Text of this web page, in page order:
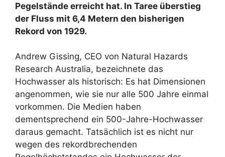
Pegelstände erreicht hat. In Taree überstieg
der Fluss mit 6,4 Metern den bisherigen
Rekord von 1929.
Andrew Gissing, CEO von Natural Hazards
Research Australia, bezeichnete das
Hochwasser als historisch: Es hat Dimensionen
angenommen, wie sie nur alle 500 Jahre einmal
vorkommen. Die Medien haben
dementsprechend ein 500-Jahre-Hochwasser
daraus gemacht. Tatsächlich ist es nicht nur
wegen des rekordbrechenden